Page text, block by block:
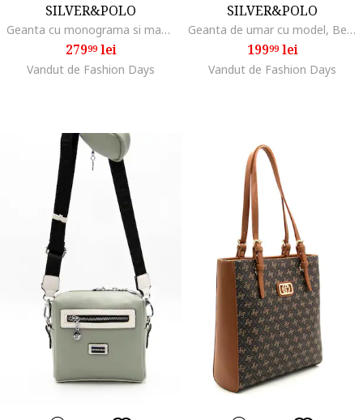
SILVER&POLO
Geanta cu monograma si maner, Bej/Maro taupe deschis
27999lei
Vandut de Fashion Days
SILVER&POLO
Geanta de umar cu model, Bej, Auriu/Maro inchis
19999lei
Vandut de Fashion Days